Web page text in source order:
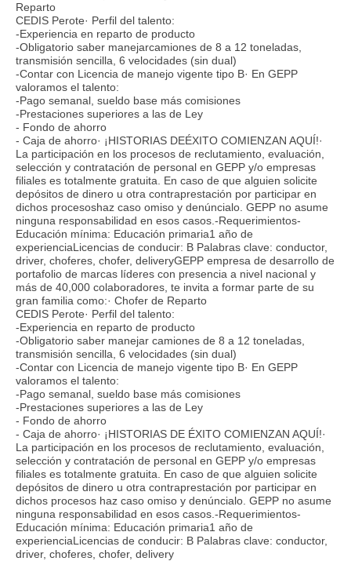
Reparto
CEDIS Perote· Perfil del talento:
-Experiencia en reparto de producto
-Obligatorio saber manejarcamiones de 8 a 12 toneladas,
transmisión sencilla, 6 velocidades (sin dual)
-Contar con Licencia de manejo vigente tipo B· En GEPP
valoramos el talento:
-Pago semanal, sueldo base más comisiones
-Prestaciones superiores a las de Ley
- Fondo de ahorro
- Caja de ahorro· ¡HISTORIAS DEÉXITO COMIENZAN AQUÍ!·
La participación en los procesos de reclutamiento, evaluación,
selección y contratación de personal en GEPP y/o empresas
filiales es totalmente gratuita. En caso de que alguien solicite
depósitos de dinero u otra contraprestación por participar en
dichos procesoshaz caso omiso y denúncialo. GEPP no asume
ninguna responsabilidad en esos casos.-Requerimientos-
Educación mínima: Educación primaria1 año de
experienciaLicencias de conducir: B Palabras clave: conductor,
driver, choferes, chofer, deliveryGEPP empresa de desarrollo de
portafolio de marcas líderes con presencia a nivel nacional y
más de 40,000 colaboradores, te invita a formar parte de su
gran familia como:· Chofer de Reparto
CEDIS Perote· Perfil del talento:
-Experiencia en reparto de producto
-Obligatorio saber manejar camiones de 8 a 12 toneladas,
transmisión sencilla, 6 velocidades (sin dual)
-Contar con Licencia de manejo vigente tipo B· En GEPP
valoramos el talento:
-Pago semanal, sueldo base más comisiones
-Prestaciones superiores a las de Ley
- Fondo de ahorro
- Caja de ahorro· ¡HISTORIAS DE ÉXITO COMIENZAN AQUÍ!·
La participación en los procesos de reclutamiento, evaluación,
selección y contratación de personal en GEPP y/o empresas
filiales es totalmente gratuita. En caso de que alguien solicite
depósitos de dinero u otra contraprestación por participar en
dichos procesos haz caso omiso y denúncialo. GEPP no asume
ninguna responsabilidad en esos casos.-Requerimientos-
Educación mínima: Educación primaria1 año de
experienciaLicencias de conducir: B Palabras clave: conductor,
driver, choferes, chofer, delivery